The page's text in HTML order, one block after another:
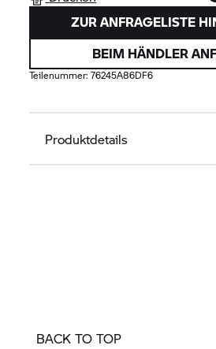
ZUR ANFRAGELISTE
BEIM HÄNDLER
Teilenummer:76245A86DF6
Produktdetails
BACK TO TOP